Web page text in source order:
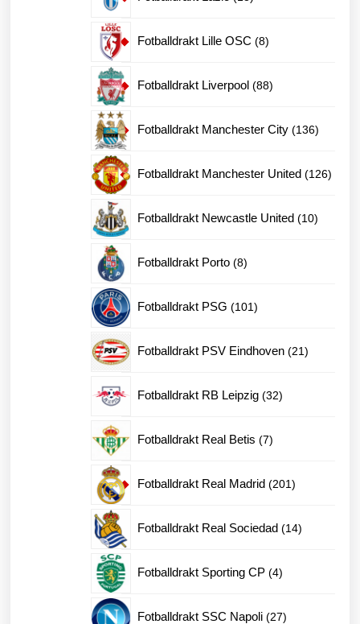
Fotballdrakt Lille OSC 88
Fotballdrakt Liverpool 8888
Fotballdrakt Manchester City 136136
Fotballdrakt Manchester United 126126
Fotballdrakt Newcastle United 1010
Fotballdrakt Porto 88
Fotballdrakt PSG 101101
Fotballdrakt PSV Eindhoven 2121
Fotballdrakt RB Leipzig 3232
Fotballdrakt Real Betis 77
Fotballdrakt Real Madrid 201201
Fotballdrakt Real Sociedad 1414
Fotballdrakt Sporting CP 44
Fotballdrakt SSC Napoli 2727